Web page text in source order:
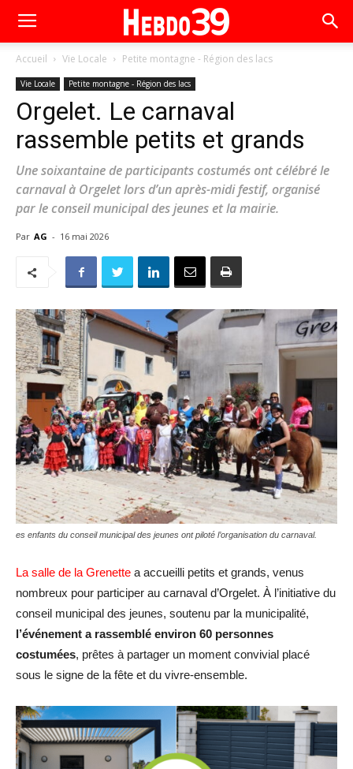
Accueil Vie Locale Petite montagne - Région des lacs
Vie Locale Petite montagne - Région des lacs
Orgelet. Le carnaval
rassemble petits et grands
Une soixantaine de participants costumés ont célébré le
carnaval à Orgelet lors d’un après-midi festif, organisé
par le conseil municipal des jeunes et la mairie.
Par AG - 16 mai 2026
es enfants du conseil municipal des jeunes ont piloté l’organisation du carnaval.
La salle de la Grenette a accueilli petits et grands, venus
nombreux pour participer au carnaval d’Orgelet. À l’initiative du
conseil municipal des jeunes, soutenu par la municipalité,
l’événement a rassemblé environ 60 personnes
costumées, prêtes à partager un moment convivial placé
sous le signe de la fête et du vivre-ensemble.